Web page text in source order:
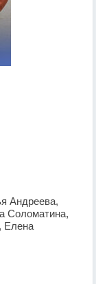
Андреева,
Соломатина,
Елена